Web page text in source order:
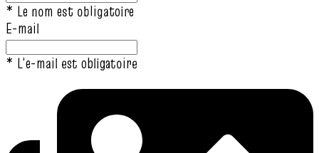
* Le nom est obligatoire
E-mail
* L‘e-mail est obligatoire